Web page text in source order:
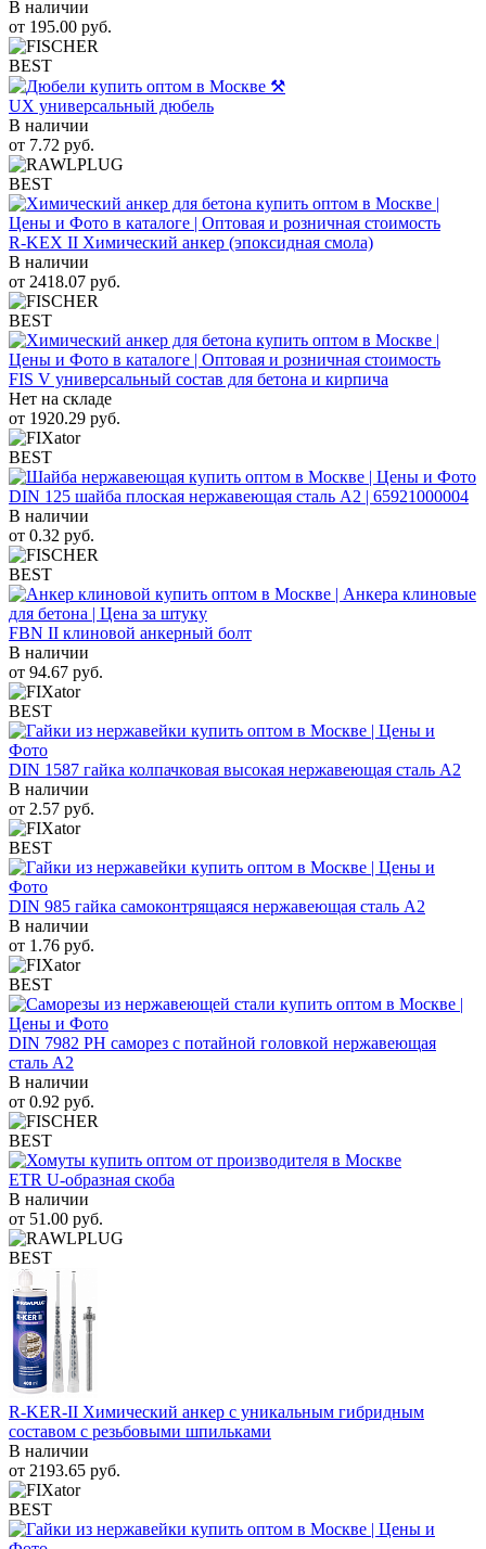
В наличии
от 195.00 руб.
BEST
UX универсальный дюбель
В наличии
от 7.72 руб.
BEST
R-KEX II Химический анкер (эпоксидная смола)
В наличии
от 2418.07 руб.
BEST
FIS V универсальный состав для бетона и кирпича
Нет на складе
от 1920.29 руб.
BEST
DIN 125 шайба плоская нержавеющая сталь A2 | 65921000004
В наличии
от 0.32 руб.
BEST
FBN II клиновой анкерный болт
В наличии
от 94.67 руб.
BEST
DIN 1587 гайка колпачковая высокая нержавеющая сталь А2
В наличии
от 2.57 руб.
BEST
DIN 985 гайка самоконтрящаяся нержавеющая сталь A2
В наличии
от 1.76 руб.
BEST
DIN 7982 PH саморез с потайной головкой нержавеющая
сталь A2
В наличии
от 0.92 руб.
BEST
ETR U-образная скоба
В наличии
от 51.00 руб.
BEST
R-KER-II Химический анкер с уникальным гибридным
составом с резьбовыми шпильками
В наличии
от 2193.65 руб.
BEST